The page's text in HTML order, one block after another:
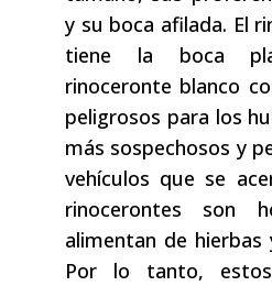
y su boca afilada. El
tiene la boca
rinoceronte blanco
peligrosos para los
más sospechosos y
vehículos que se
rinocerontes son
alimentan de hierbas
Por lo tanto,